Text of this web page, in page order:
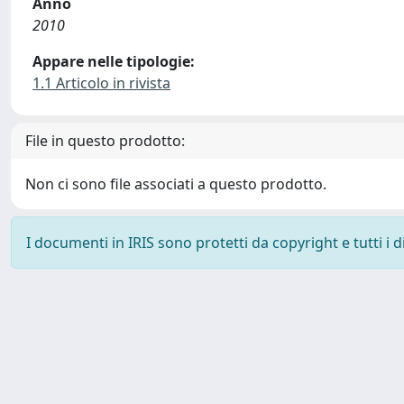
2010
Appare nelle tipologie:
1.1 Articolo in rivista
File in questo prodotto:
Non ci sono file associati a questo prodotto.
I documenti in IRIS sono protetti da copyright e tutti i